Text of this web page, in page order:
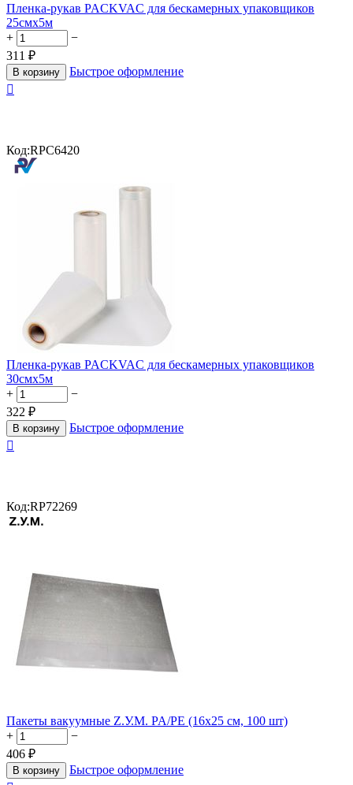
Пленка-рукав PACKVAC для бескамерных упаковщиков
25смx5м
+
−
311 ₽
В корзину
Быстрое оформление

Код:RPC6420
Пленка-рукав PACKVAC для бескамерных упаковщиков
30смx5м
+
−
322 ₽
В корзину
Быстрое оформление

Код:RP72269
Пакеты вакуумные Z.У.М. PA/PE (16х25 см, 100 шт)
+
−
406 ₽
В корзину
Быстрое оформление